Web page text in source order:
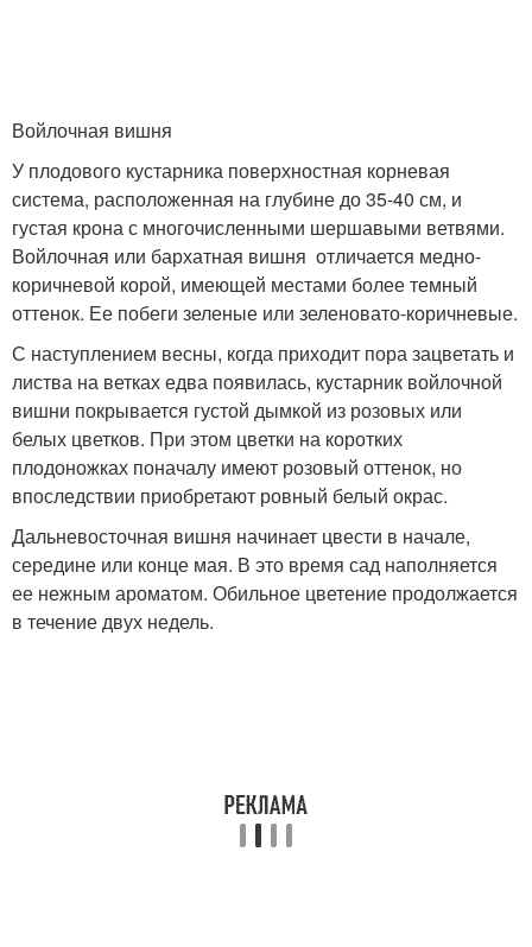
Войлочная вишня
У плодового кустарника поверхностная корневая
система, расположенная на глубине до 35-40 см, и
густая крона с многочисленными шершавыми ветвями.
Войлочная или бархатная вишня отличается медно-
коричневой корой, имеющей местами более темный
оттенок. Ее побеги зеленые или зеленовато-коричневые.
С наступлением весны, когда приходит пора зацветать и
листва на ветках едва появилась, кустарник войлочной
вишни покрывается густой дымкой из розовых или
белых цветков. При этом цветки на коротких
плодоножках поначалу имеют розовый оттенок, но
впоследствии приобретают ровный белый окрас.
Дальневосточная вишня начинает цвести в начале,
середине или конце мая. В это время сад наполняется
ее нежным ароматом. Обильное цветение продолжается
в течение двух недель.